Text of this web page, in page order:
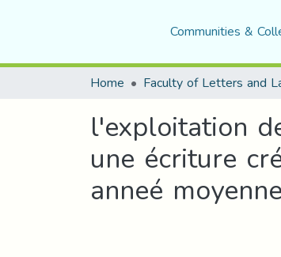
Communities &
Home
l'exploitation
une écriture
anneé